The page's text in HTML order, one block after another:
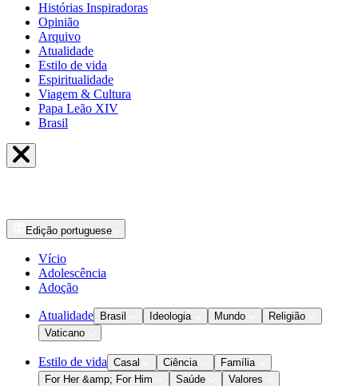
Histórias Inspiradoras
Opinião
Arquivo
Atualidade
Estilo de vida
Espiritualidade
Viagem & Cultura
Papa Leão XIV
Brasil
Edição portuguese
Vício
Adolescência
Adoção
Atualidade Brasil Ideologia Mundo
Religião
Vaticano
Estilo de vida Casal Ciência
Família
For Her &amp; For Him
Saúde
Valores